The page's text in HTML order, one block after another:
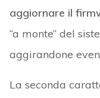
aggiornare il
“a monte” del
aggirandone
La seconda